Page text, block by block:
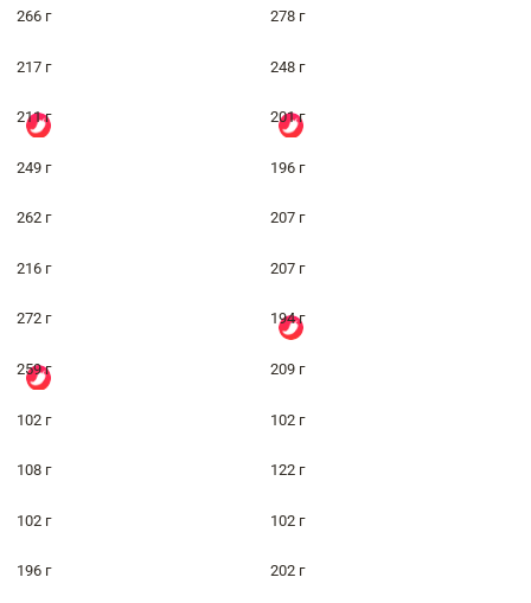
266 г 278 г
217 г 248 г
211 г 201 г
249 г 196 г
262 г 207 г
216 г 207 г
272 г 194 г
259 г 209 г
102 г 102 г
108 г 122 г
102 г 102 г
196 г 202 г